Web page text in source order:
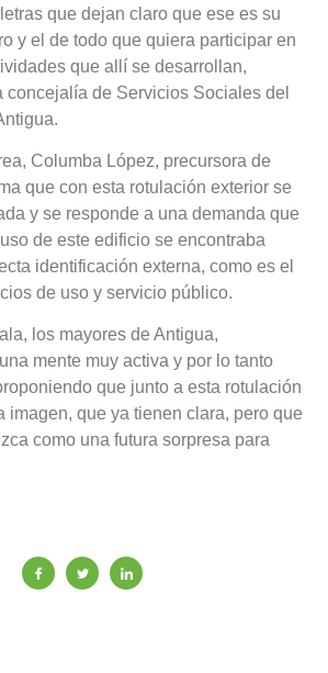
que dejan claro que ese es su
y el de todo que quiera participar en
que allí se desarrollan,
concejalía de Servicios Sociales del
Columba López, precursora de
que con esta rotulación exterior se
y se responde a una demanda que
de este edificio se encontraba
identificación externa, como es el
de uso y servicio público.
los mayores de Antigua,
mente muy activa y por lo tanto
que junto a esta rotulación
imagen, que ya tienen clara, pero que
como una futura sorpresa para